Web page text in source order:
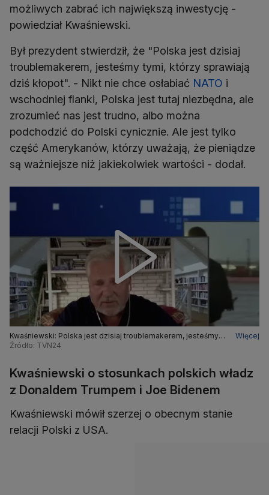
możliwych zabrać ich największą inwestycję -
powiedział Kwaśniewski.
Był prezydent stwierdził, że "Polska jest dzisiaj
troublemakerem, jesteśmy tymi, którzy sprawiają
dziś kłopot". - Nikt nie chce osłabiać NATO i
wschodniej flanki, Polska jest tutaj niezbędna, ale
zrozumieć nas jest trudno, albo można
podchodzić do Polski cynicznie. Ale jest tylko
część Amerykanów, którzy uważają, że pieniądze
są ważniejsze niż jakiekolwiek wartości - dodał.
Kwaśniewski: Polska jest dzisiaj troublemakerem, jesteśmy
tymi, którzy sprawiają dziś kłopot
Więcej
Źródło: TVN24
Kwaśniewski o stosunkach polskich władz
z Donaldem Trumpem i Joe Bidenem
Kwaśniewski mówił szerzej o obecnym stanie
relacji Polski z USA.